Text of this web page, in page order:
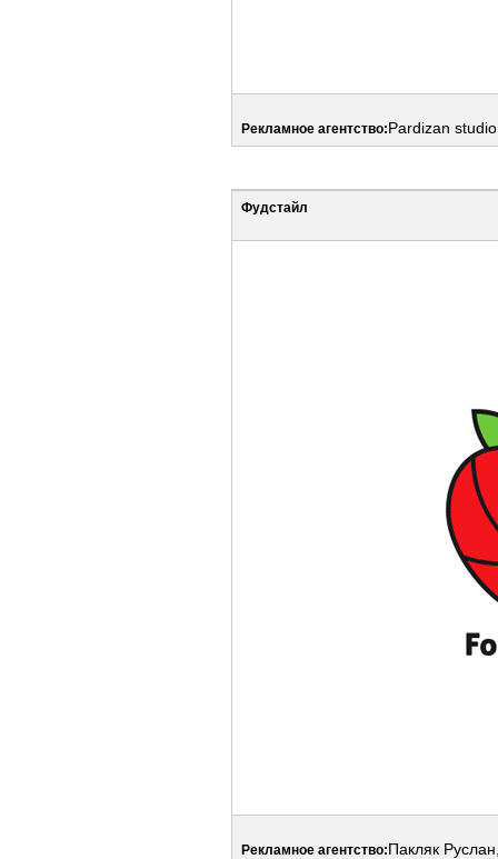
Рекламное агентство:Pardizan
Фудстайл
Рекламное агентство:Пакляк